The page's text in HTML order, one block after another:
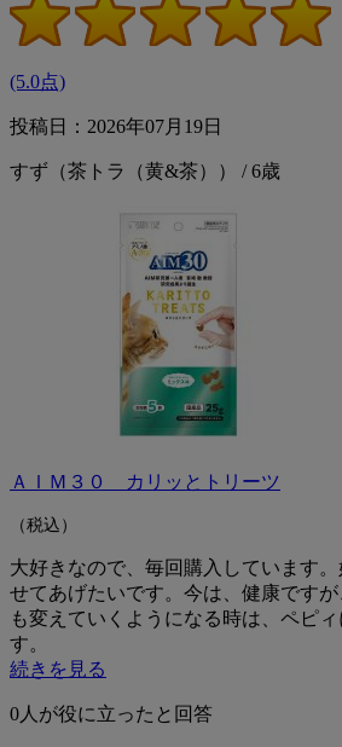
(5.0点)
投稿日：2026年07月19日
すず（茶トラ（黄&茶）） / 6歳
ＡＩＭ３０ カリッとトリーツ
（税込）
大好きなので、毎回購入しています
せてあげたいです。今は、健康です
も変えていくようになる時は、ペピ
す。
続きを見る
0人が役に立ったと回答